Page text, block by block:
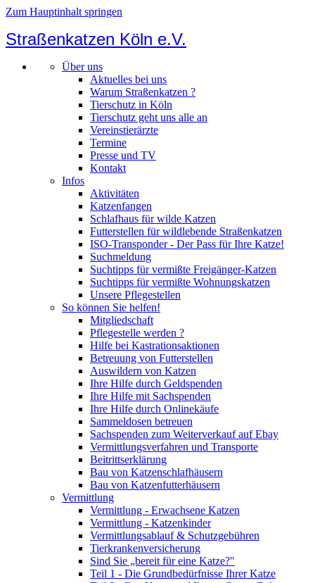
Zum Hauptinhalt springen
Straßenkatzen Köln e.V.
Über uns
Aktuelles bei uns
Warum Straßenkatzen ?
Tierschutz in Köln
Tierschutz geht uns alle an
Vereinstierärzte
Termine
Presse und TV
Kontakt
Infos
Aktivitäten
Katzenfangen
Schlafhaus für wilde Katzen
Futterstellen für wildlebende Straßenkatzen
ISO-Transponder - Der Pass für Ihre Katze!
Suchmeldung
Suchtipps für vermißte Freigänger-Katzen
Suchtipps für vermißte Wohnungskatzen
Unsere Pflegestellen
So können Sie helfen!
Mitgliedschaft
Pflegestelle werden ?
Hilfe bei Kastrationsaktionen
Betreuung von Futterstellen
Auswildern von Katzen
Ihre Hilfe durch Geldspenden
Ihre Hilfe mit Sachspenden
Ihre Hilfe durch Onlinekäufe
Sammeldosen betreuen
Sachspenden zum Weiterverkauf auf Ebay
Vermittlungsverfahren und Transporte
Beitrittserklärung
Bau von Katzenschlafhäusern
Bau von Katzenfutterhäusern
Vermittlung
Vermittlung - Erwachsene Katzen
Vermittlung - Katzenkinder
Vermittlungsablauf & Schutzgebühren
Tierkrankenversicherung
Sind Sie „bereit für eine Katze?"
Teil 1 - Die Grundbedürfnisse Ihrer Katze